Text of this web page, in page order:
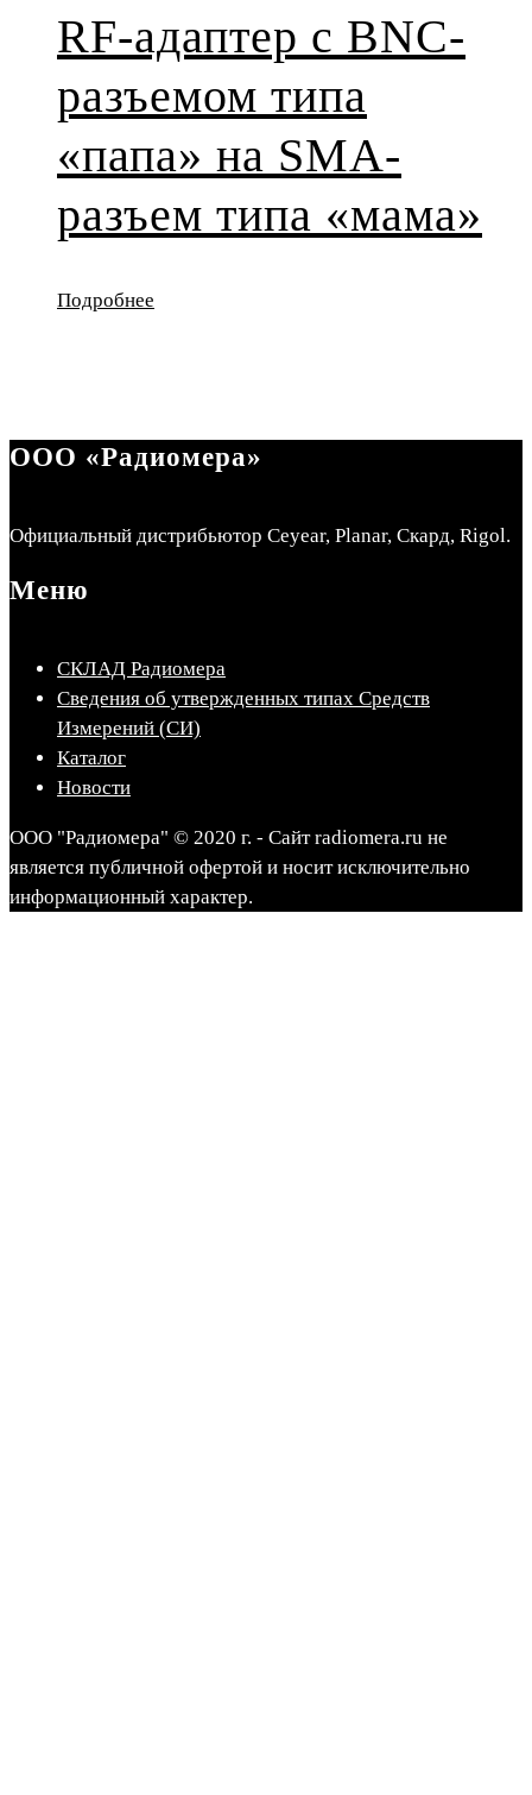
RF-адаптер с BNC-
разъемом типа
«папа» на SMA-
разъем типа «мама»
Подробнее
ООО «Радиомера»
Официальный дистрибьютор Ceyear, Planar, Скард, Rigol.
Меню
СКЛАД Радиомера
Сведения об утвержденных типах Средств
Измерений (СИ)
Каталог
Новости
ООО "Радиомера" © 2020 г. - Сайт radiomera.ru не
является публичной офертой и носит исключительно
информационный характер.